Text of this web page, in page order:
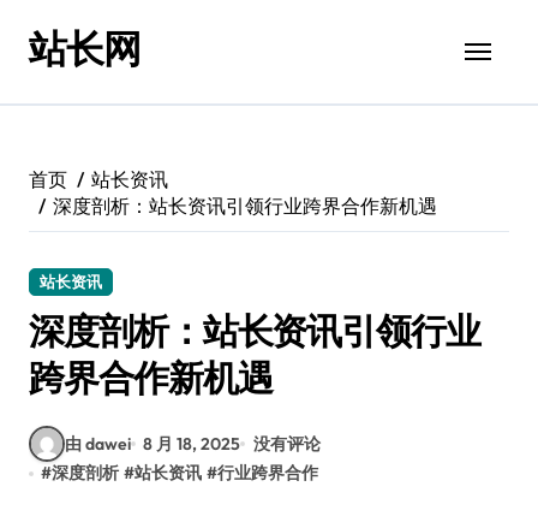
站长网
首页
站长资讯
深度剖析：站长资讯引领行业跨界合作新机遇
站长资讯
深度剖析：站长资讯引领行业
跨界合作新机遇
由 dawei 8 月 18, 2025 没有评论
#深度剖析 #站长资讯 #行业跨界合作